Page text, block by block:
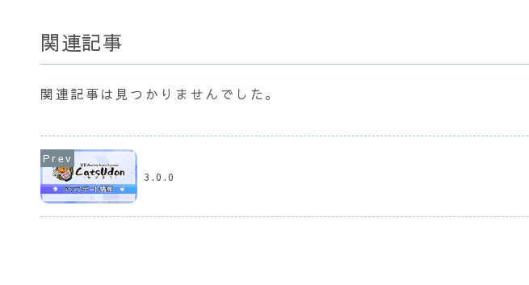
関連記事
関連記事は見つかりませんでした。
3.0.0